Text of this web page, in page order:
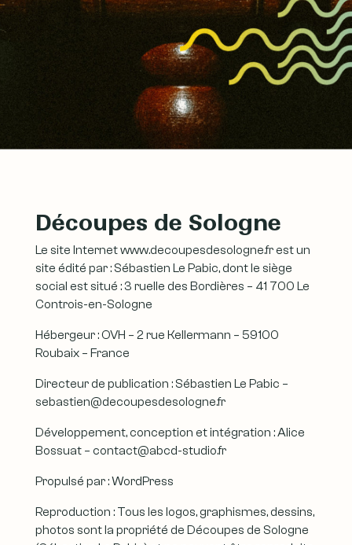
Découpes de Sologne
Le site Internet www.decoupesdesologne.fr est un
site édité par : Sébastien Le Pabic, dont le siège
social est situé : 3 ruelle des Bordières – 41 700 Le
Controis-en-Sologne
Hébergeur : OVH – 2 rue Kellermann – 59100
Roubaix – France
Directeur de publication : Sébastien Le Pabic –
sebastien@decoupesdesologne.fr
Développement, conception et intégration : Alice
Bossuat – contact@abcd-studio.fr
Propulsé par : WordPress
Reproduction : Tous les logos, graphismes, dessins,
photos sont la propriété de Découpes de Sologne